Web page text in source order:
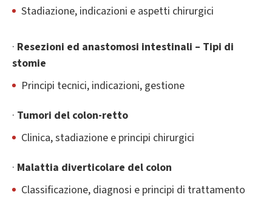
Stadiazione, indicazioni e aspetti chirurgici
· Resezioni ed anastomosi intestinali – Tipi di
stomie
Principi tecnici, indicazioni, gestione
· Tumori del colon-retto
Clinica, stadiazione e principi chirurgici
· Malattia diverticolare del colon
Classificazione, diagnosi e principi di trattamento